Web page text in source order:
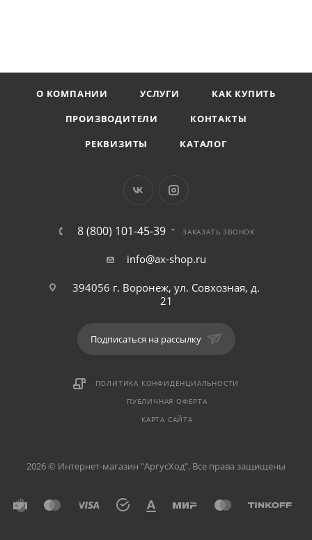
О КОМПАНИИ УСЛУГИ
КАК КУПИТЬ
ПРОИЗВОДИТЕЛИ
КОНТАКТЫ
РЕКВИЗИТЫ
КАТАЛОГ
8 (800) 101-45-39 ЗАКАЗАТЬ ЗВОНОК
info@ax-shop.ru
394056 г. Воронеж, ул. Совхозная, д.
21
Подписаться на рассылку
ПОЛИТИКА КОНФИДЕНЦИАЛЬНОСТИ
ПУБЛИЧНАЯ ОФЕРТА
КАРТА САЙТА
2026 © Интернет-магазин "АргусХод". Все права защищены